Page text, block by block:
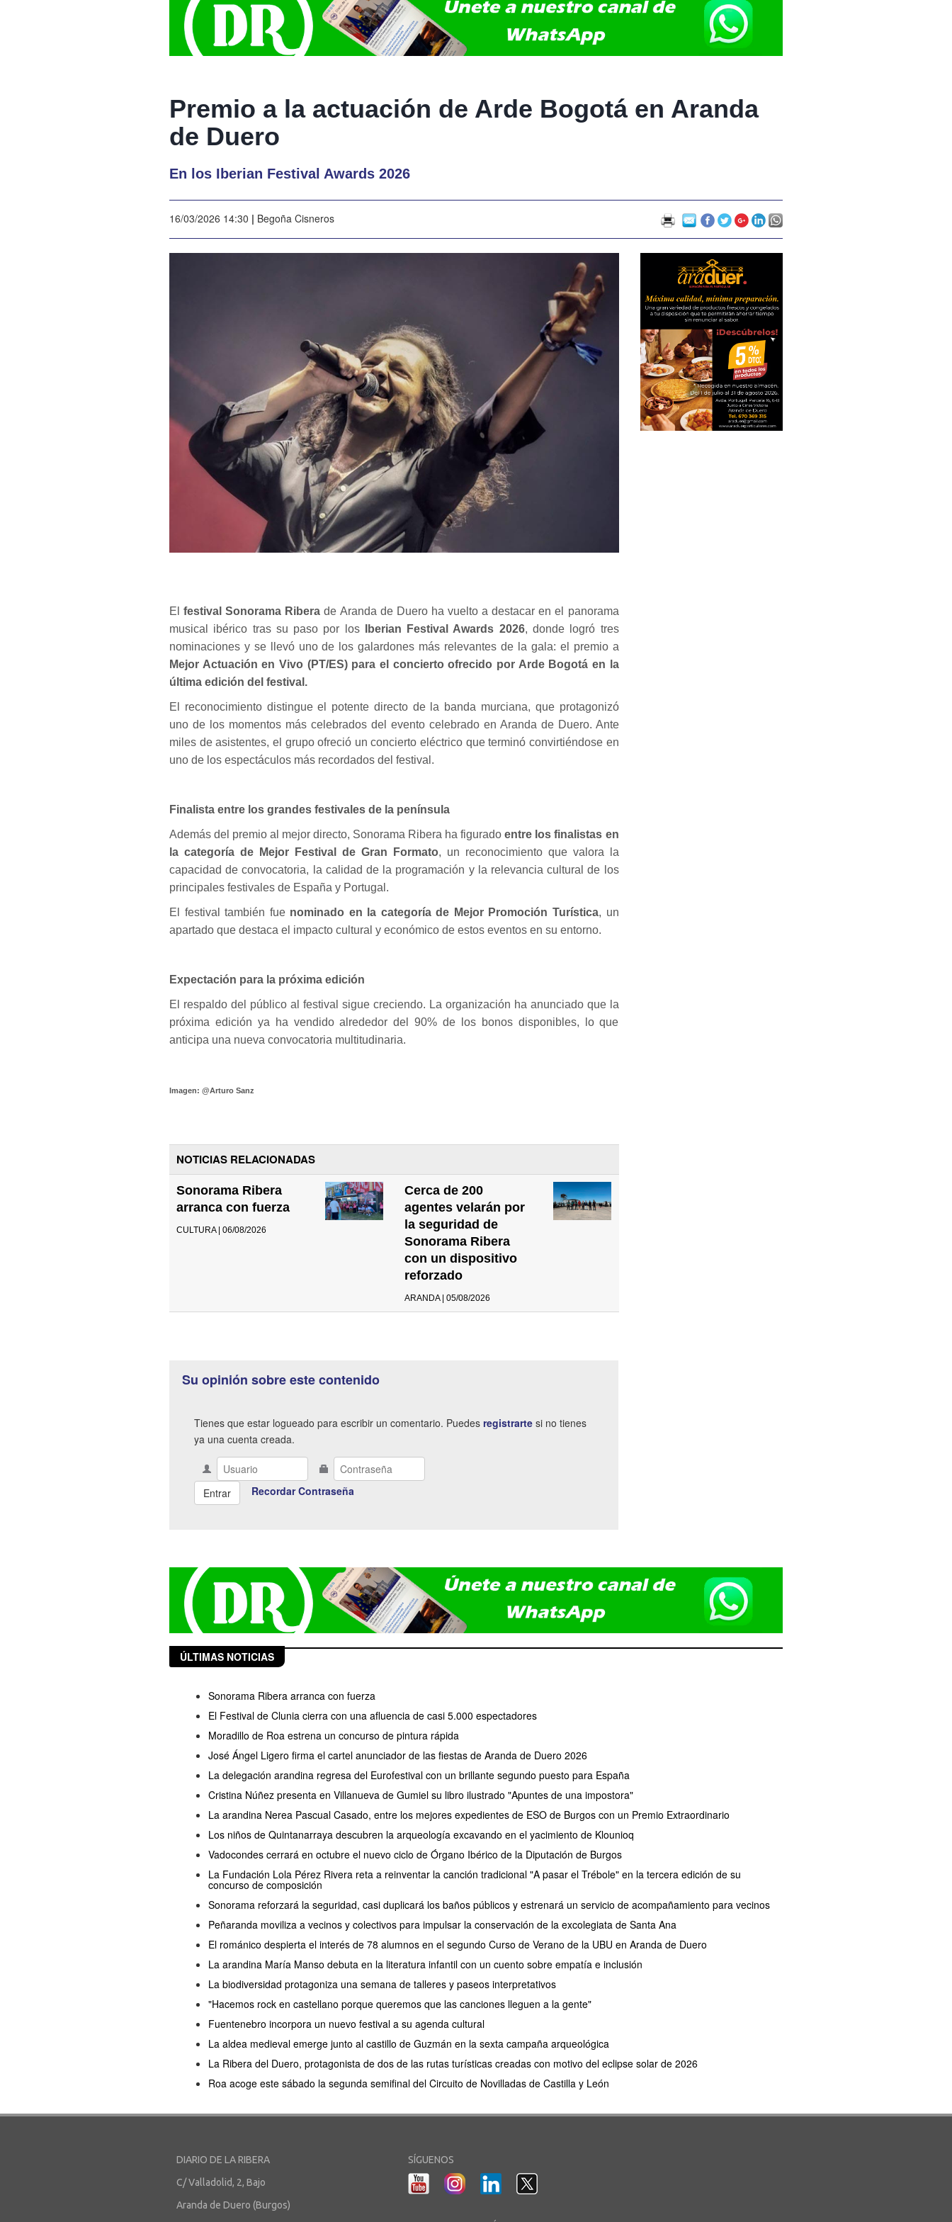
Premio a la actuación de Arde Bogotá en Aranda
de Duero
En los Iberian Festival Awards 2026
16/03/2026 14:30 | Begoña Cisneros
Elfestival Sonorama Ribera de Aranda de Duero ha vuelto a destacar en el panorama
musical ibérico tras su paso por los
Iberian Festival Awards 2026, donde logró tres
nominaciones y se llevó uno de los galardones más relevantes de la gala: el premio a
Mejor Actuación en Vivo (PT/ES) para el concierto ofrecido por Arde Bogotá en la
última edición del festival.
El reconocimiento distingue el potente directo de la banda murciana, que protagonizó
uno de los momentos más celebrados del evento celebrado en Aranda de Duero. Ante
miles de asistentes, el grupo ofreció un concierto eléctrico que terminó convirtiéndose en
uno de los espectáculos más recordados del festival.
Finalista entre los grandes festivales de la península
Además del premio al mejor directo, Sonorama Ribera ha figuradoentre los finalistas en
la categoría de Mejor Festival de Gran Formato, un reconocimiento que valora la
capacidad de convocatoria, la calidad de la programación y la relevancia cultural de los
principales festivales de España y Portugal.
El festival también fuenominado en la categoría de Mejor Promoción Turística, un
apartado que destaca el impacto cultural y económico de estos eventos en su entorno.
Expectación para la próxima edición
El respaldo del público al festival sigue creciendo. La organización ha anunciado que la
próxima edición ya ha vendido alrededor del 90% de los bonos disponibles, lo que
anticipa una nueva convocatoria multitudinaria.
Imagen: @Arturo Sanz
NOTICIAS RELACIONADAS
Sonorama Ribera
arranca con fuerza
CULTURA | 06/08/2026
Cerca de 200
agentes velarán por
la seguridad de
Sonorama Ribera
con un dispositivo
reforzado
ARANDA | 05/08/2026
Su opinión sobre este contenido
Tienes que estar logueado para escribir un comentario. Puedes registrarte si no tienes
ya una cuenta creada.
Recordar Contraseña
ÚLTIMAS NOTICIAS
Sonorama Ribera arranca con fuerza
El Festival de Clunia cierra con una afluencia de casi 5.000 espectadores
Moradillo de Roa estrena un concurso de pintura rápida
José Ángel Ligero firma el cartel anunciador de las fiestas de Aranda de Duero 2026
La delegación arandina regresa del Eurofestival con un brillante segundo puesto para España
Cristina Núñez presenta en Villanueva de Gumiel su libro ilustrado "Apuntes de una impostora"
La arandina Nerea Pascual Casado, entre los mejores expedientes de ESO de Burgos con un Premio Extraordinario
Los niños de Quintanarraya descubren la arqueología excavando en el yacimiento de Klounioq
Vadocondes cerrará en octubre el nuevo ciclo de Órgano Ibérico de la Diputación de Burgos
La Fundación Lola Pérez Rivera reta a reinventar la canción tradicional "A pasar el Trébole" en la tercera edición de su
concurso de composición
Sonorama reforzará la seguridad, casi duplicará los baños públicos y estrenará un servicio de acompañamiento para vecinos
Peñaranda moviliza a vecinos y colectivos para impulsar la conservación de la excolegiata de Santa Ana
El románico despierta el interés de 78 alumnos en el segundo Curso de Verano de la UBU en Aranda de Duero
La arandina María Manso debuta en la literatura infantil con un cuento sobre empatía e inclusión
La biodiversidad protagoniza una semana de talleres y paseos interpretativos
"Hacemos rock en castellano porque queremos que las canciones lleguen a la gente"
Fuentenebro incorpora un nuevo festival a su agenda cultural
La aldea medieval emerge junto al castillo de Guzmán en la sexta campaña arqueológica
La Ribera del Duero, protagonista de dos de las rutas turísticas creadas con motivo del eclipse solar de 2026
Roa acoge este sábado la segunda semifinal del Circuito de Novilladas de Castilla y León
DIARIO DE LA RIBERA
C/ Valladolid, 2, Bajo
Aranda de Duero (Burgos)
SÍGUENOS